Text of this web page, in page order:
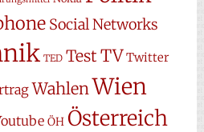
Social Networks
TED Test TV Twitter
WahlenWien
ÖH Österreich